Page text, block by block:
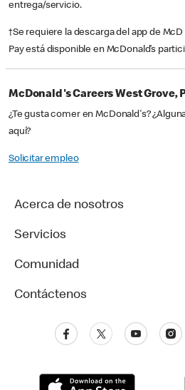
entrega/servicio.
†Se requiere la descarga del app de
Pay está disponible en McDonald’s
McDonald's Careers West Grove,
¿Te gusta comer en McDonald's?
aquí?
Solicitar empleo
Acerca de nosotros
Servicios
Comunidad
Contáctenos